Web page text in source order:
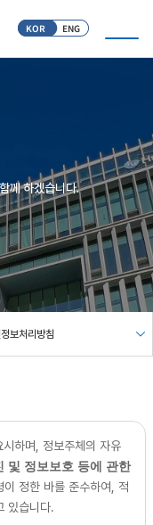
KOR ENG
께 하겠습니다.
보처리방침
하며, 정보주체의 자유
및 정보보호 등에 관한
이 정한 바를 준수하여, 적
있습니다.